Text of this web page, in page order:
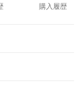
購入履歴